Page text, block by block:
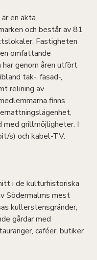
en äkta
och består av 81
Fastigheten
omfattande
genom åren utfört
tak-, fasad-,
relining av
finns
med grillmöjligheter. I
s) och kabel-TV.
i de kulturhistoriska
Södermalms mest
kullerstensgränder,
gårdar med
caféer, butiker